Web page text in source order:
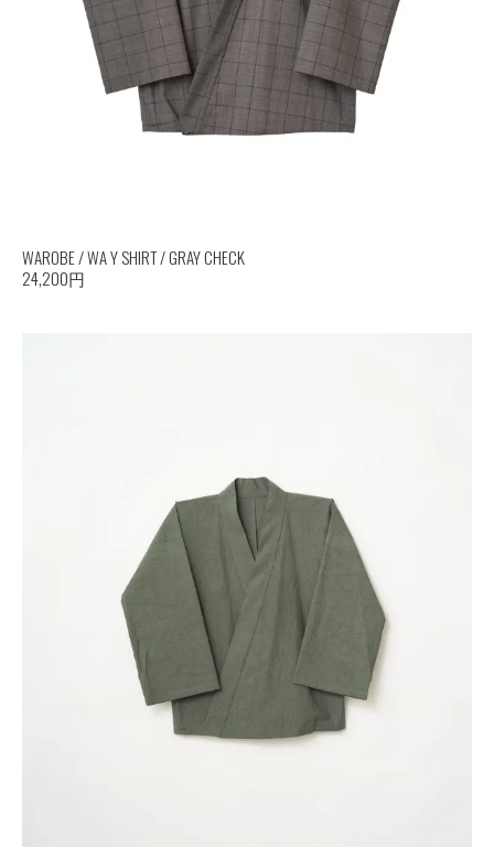
WAROBE / WA Y SHIRT / GRAY CHECK
24,200円